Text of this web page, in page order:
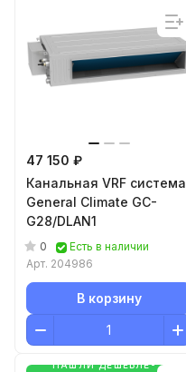
47 150 ₽
Канальная VRF система
General Climate GC-
G28/DLAN1
0
Есть в наличии
Арт. 204986
В корзину
НАШЛИ ДЕШЕВЛЕ-